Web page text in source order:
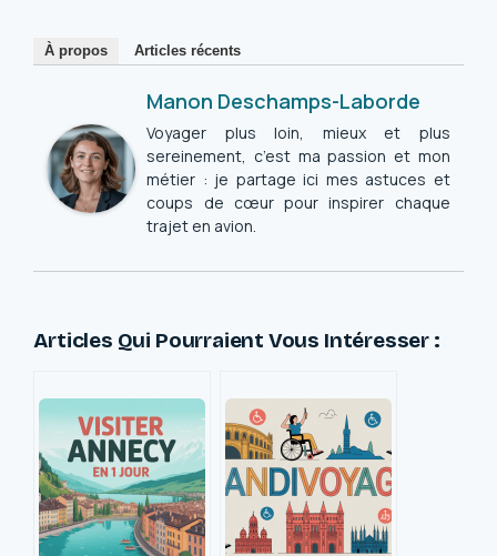
À propos Articles récents
Manon Deschamps-Laborde
Voyager plus loin, mieux et plus
sereinement, c’est ma passion et mon
métier : je partage ici mes astuces et
coups de cœur pour inspirer chaque
trajet en avion.
Articles Qui Pourraient Vous Intéresser :